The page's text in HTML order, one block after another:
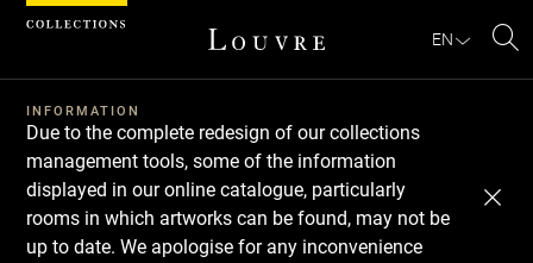
EN
INFORMATION
Due to the complete redesign of our collections
management tools, some of the information
displayed in our online catalogue, particularly
rooms in which artworks can be found, may not be
up to date. We apologise for any inconvenience
Cookies management panel